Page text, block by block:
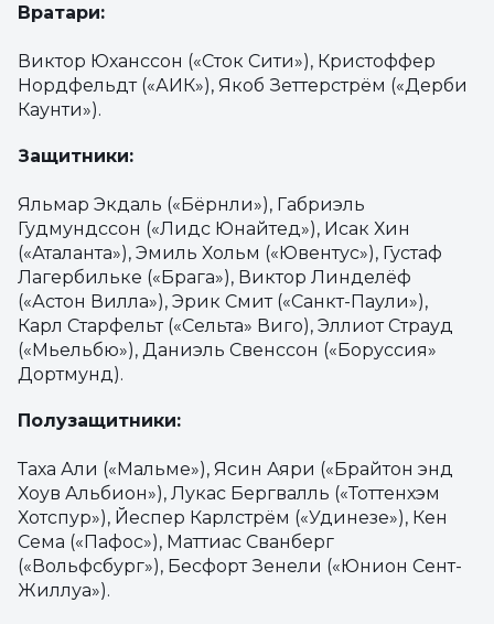
Вратари:
Виктор Юханссон («Сток Сити»), Кристоффер
Нордфельдт («АИК»), Якоб Зеттерстрём («Дерби
Каунти»).
Защитники:
Яльмар Экдаль («Бёрнли»), Габриэль
Гудмундссон («Лидс Юнайтед»), Исак Хин
(«Аталанта»), Эмиль Хольм («Ювентус»), Густаф
Лагербильке («Брага»), Виктор Линделёф
(«Астон Вилла»), Эрик Смит («Санкт-Паули»),
Карл Старфельт («Сельта» Виго), Эллиот Страуд
(«Мьельбю»), Даниэль Свенссон («Боруссия»
Дортмунд).
Полузащитники:
Таха Али («Мальме»), Ясин Аяри («Брайтон энд
Хоув Альбион»), Лукас Бергвалль («Тоттенхэм
Хотспур»), Йеспер Карлстрём («Удинезе»), Кен
Сема («Пафос»), Маттиас Сванберг
(«Вольфсбург»), Бесфорт Зенели («Юнион Сент-
Жиллуа»).